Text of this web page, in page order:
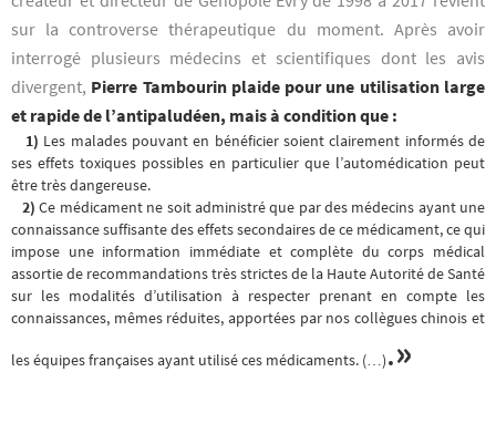
sur la controverse thérapeutique du moment. Après avoir
interrogé plusieurs médecins et scientifiques dont les avis
divergent, Pierre Tambourin plaide pour une utilisation large
et rapide de l’antipaludéen, mais à condition que :
1) Les malades pouvant en bénéficier soient clairement informés de
ses effets toxiques possibles en particulier que l’automédication peut
être très dangereuse.
2) Ce médicament ne soit administré que par des médecins ayant une
connaissance suffisante des effets secondaires de ce médicament, ce qui
impose une information immédiate et complète du corps médical
assortie de recommandations très strictes de la Haute Autorité de Santé
sur les modalités d’utilisation à respecter prenant en compte les
connaissances, mêmes réduites, apportées par nos collègues chinois et
les équipes françaises ayant utilisé ces médicaments. (…).»